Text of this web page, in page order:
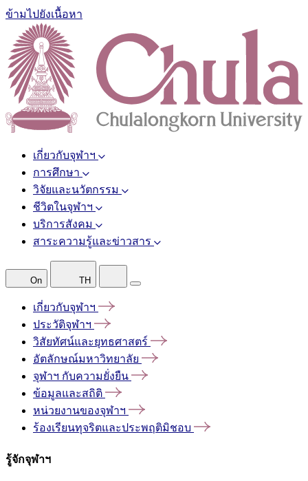
ข้ามไปยังเนื้อหา
เกี่ยวกับจุฬาฯ
การศึกษา
วิจัยและนวัตกรรม
ชีวิตในจุฬาฯ
บริการสังคม
สาระความรู้และข่าวสาร
On TH
เกี่ยวกับจุฬาฯ
ประวัติจุฬาฯ
วิสัยทัศน์และยุทธศาสตร์
อัตลักษณ์มหาวิทยาลัย
จุฬาฯ กับความยั่งยืน
ข้อมูลและสถิติ
หน่วยงานของจุฬาฯ
ร้องเรียนทุจริตและประพฤติมิชอบ
รู้จักจุฬาฯ